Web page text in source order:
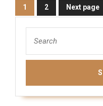
1 2 Next page